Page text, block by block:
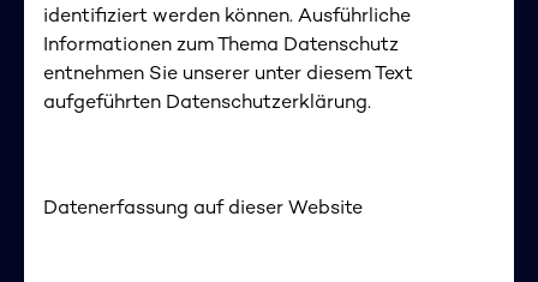
identifiziert werden können. Ausführliche
Informationen zum Thema Datenschutz
entnehmen Sie unserer unter diesem Text
aufgeführten Datenschutzerklärung.
Datenerfassung auf dieser Website